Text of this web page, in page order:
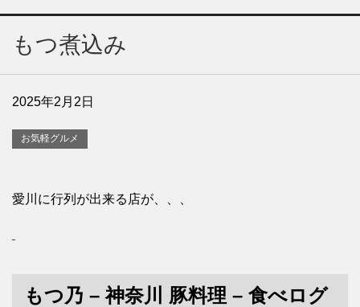
もつ煮込み
2025年2月2日
お気軽グルメ
愛川に行列が出来る店が、、、
もつ乃 – 神奈川 豚料理 – 食べログ